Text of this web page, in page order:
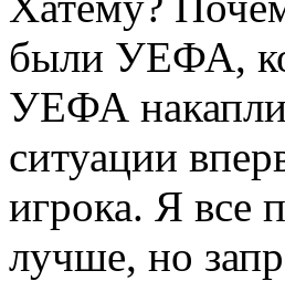
были УЕФА,
УЕФА
ситуации
игрока. Я все
лучше, но